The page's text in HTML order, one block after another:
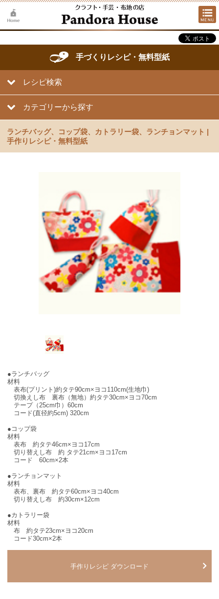
手づくりレシピ・無料型紙
レシピ検索
カテゴリーから探す
ランチバッグ、コップ袋、カトラリー袋、ランチョンマット |
手作りレシピ・無料型紙
●ランチバッグ
材料
表布(プリント)約タテ90cm×ヨコ110cm(生地巾)
切換えし布 裏布（無地）約タテ30cm×ヨコ70cm
テープ（25cm巾）60cm
コード(直径約5cm) 320cm
●コップ袋
材料
表布 約タテ46cm×ヨコ17cm
切り替えし布 約 タテ21cm×ヨコ17cm
コード 60cm×2本
●ランチョンマット
材料
表布、裏布 約タテ60cm×ヨコ40cm
切り替えし布 約30cm×12cm
●カトラリー袋
材料
布 約タテ23cm×ヨコ20cm
コード30cm×2本
手作りレシピ ダウンロード